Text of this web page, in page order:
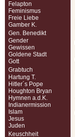
Felapton
Feminismus
Freie Liebe
Gamber K.
Gen. Benedikt
Gender
Gewissen
Goldene Stadt
Gott
Grabtuch
Hartung T.
Hitler´s Pope
Houghton Bryan
Hymnen a.d.K.
Indianermission
Islam
Jesus
Juden
Keuschheit